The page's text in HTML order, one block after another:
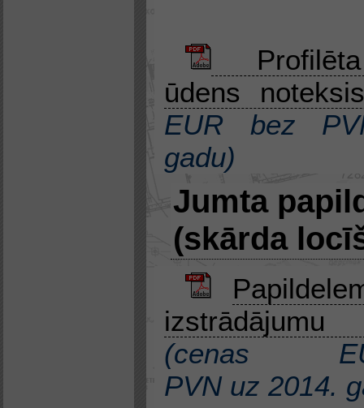
ūdens
EUR bez
gadu)
Jumta
(skārda
(cenas
PVN uz 2014.